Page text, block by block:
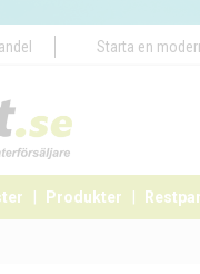
Starta en
Produkter